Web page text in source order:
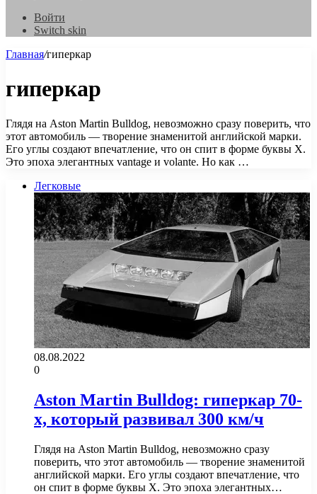
Войти
Switch skin
Главная/гиперкар
гиперкар
Глядя на Aston Martin Bulldog, невозможно сразу поверить, что
этот автомобиль — творение знаменитой английской марки.
Его углы создают впечатление, что он спит в форме буквы Х.
Это эпоха элегантных vantage и volante. Но как …
Легковые
08.08.2022
0
Aston Martin Bulldog: гиперкар 70-
х, который развивал 300 км/ч
Глядя на Aston Martin Bulldog, невозможно сразу
поверить, что этот автомобиль — творение знаменитой
английской марки. Его углы создают впечатление, что
он спит в форме буквы Х. Это эпоха элегантных…